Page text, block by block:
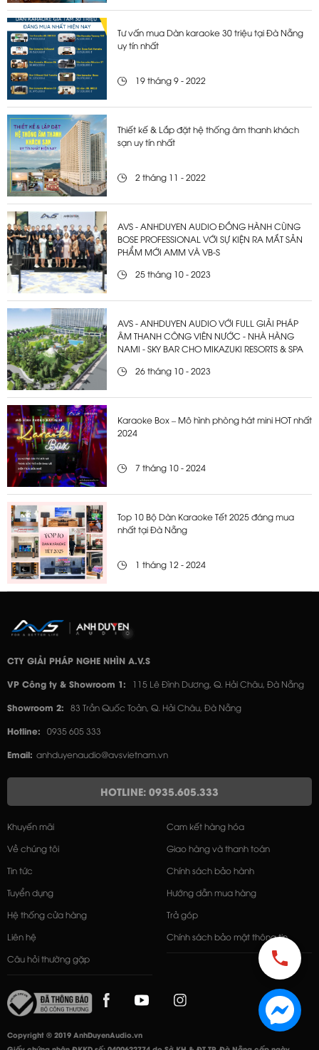
Tư vấn mua Dàn karaoke 30 triệu tại Đà Nẵng
uy tín nhất
19 tháng 9 - 2022
Thiết kế & Lắp đặt hệ thống âm thanh khách
sạn uy tín nhất
2 tháng 11 - 2022
AVS - ANHDUYEN AUDIO ĐỒNG HÀNH CÙNG
BOSE PROFESSIONAL VỚI SỰ KIỆN RA MẮT SẢN
PHẨM MỚI AMM VÀ VB-S
25 tháng 10 - 2023
AVS - ANHDUYEN AUDIO VỚI FULL GIẢI PHÁP
ÂM THANH CÔNG VIÊN NƯỚC - NHÀ HÀNG
NAMI - SKY BAR CHO MIKAZUKI RESORTS & SPA
26 tháng 10 - 2023
Karaoke Box – Mô hình phòng hát mini HOT nhất
2024
7 tháng 10 - 2024
Top 10 Bộ Dàn Karaoke Tết 2025 đáng mua
nhất tại Đà Nẵng
1 tháng 12 - 2024
CTY GIẢI PHÁP NGHE NHÌN A.V.S
VP Công ty & Showroom 1: 115 Lê Đình Dương, Q. Hải Châu, Đà Nẵng
Showroom 2: 83 Trần Quốc Toản, Q. Hải Châu, Đà Nẵng
Hotline: 0935 605 333
Email: anhduyenaudio@avsvietnam.vn
HOTLINE: 0935.605.333
Khuyến mãi
Về chúng tôi
Tin tức
Tuyển dụng
Hệ thống cửa hàng
Liên hệ
Câu hỏi thường gặp
Cam kết hàng hóa
Giao hàng và thanh toán
Chính sách bảo hành
Hướng dẫn mua hàng
Trả góp
Chính sách bảo mật thông tin
Copyright © 2019 AnhDuyenAudio.vn